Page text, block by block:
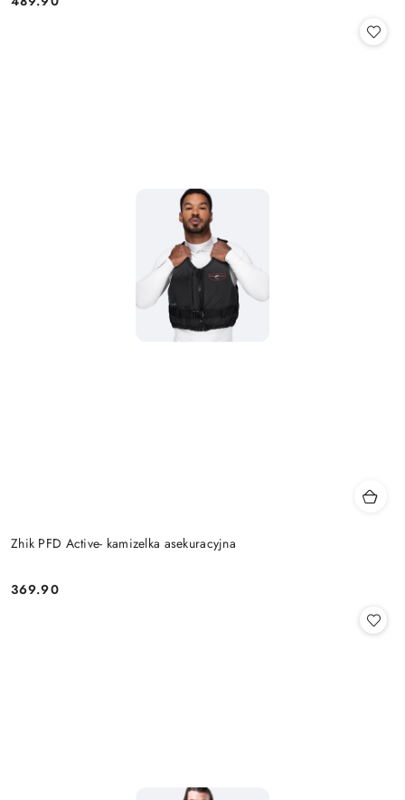
Cena:
Zhik PFD Active- kamizelka asekuracyjna
Cena:
369.90